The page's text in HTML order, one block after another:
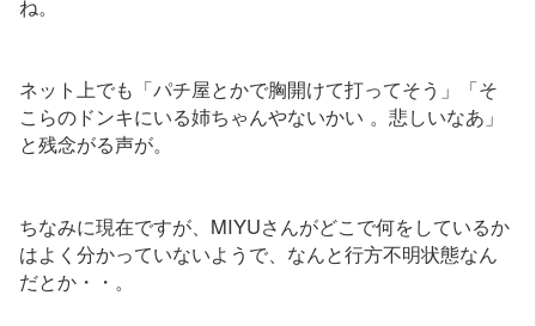
ね。
ネット上でも「パチ屋とかで胸開けて打ってそう」「そ
こらのドンキにいる姉ちゃんやないかい 。悲しいなあ」
と残念がる声が。
ちなみに現在ですが、MIYUさんがどこで何をしているか
はよく分かっていないようで、なんと行方不明状態なん
だとか・・。